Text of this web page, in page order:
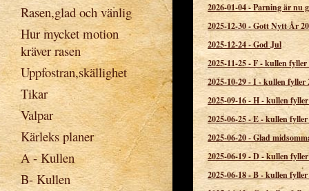
Rasen,glad och vänlig
Hur mycket motion
kräver rasen
Uppfostran,skällighet
Tikar
Valpar
Kärleks planer
A - Kullen
B- Kullen
2026-01-04-Parning är nu
2025-12-30-Gott Nytt År
2025-12-24-God Jul
2025-11-25-F - kullen fyller
2025-10-29-I - kullen fyller
2025-09-16-H - kullen
2025-06-25-E - kullen
2025-06-20-Glad
2025-06-19-D - kullen
2025-06-18-B - kullen fyller